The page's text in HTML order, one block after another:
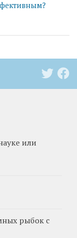
или
рыбок с